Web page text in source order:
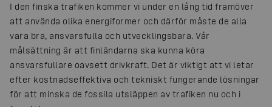
I den finska trafiken kommer vi under en lång tid framöver
att använda olika energiformer och därför måste de alla
vara bra, ansvarsfulla och utvecklingsbara. Vår
målsättning är att finländarna ska kunna köra
ansvarsfullare oavsett drivkraft. Det är viktigt att vi letar
efter kostnadseffektiva och tekniskt fungerande lösningar
för att minska de fossila utsläppen av trafiken nu och i